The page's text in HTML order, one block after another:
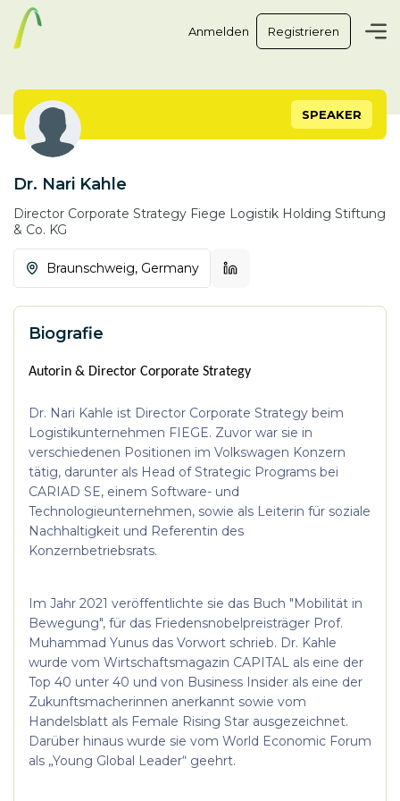
Anmelden Registrieren
SPEAKER
Dr. Nari Kahle
Director Corporate Strategy Fiege Logistik Holding Stiftung
& Co. KG
Braunschweig, Germany
Biografie
Autorin & Director Corporate Strategy
Dr. Nari Kahle ist Director Corporate Strategy beim
Logistikunternehmen FIEGE. Zuvor war sie in
verschiedenen Positionen im Volkswagen Konzern
tätig, darunter als Head of Strategic Programs bei
CARIAD SE, einem Software- und
Technologieunternehmen, sowie als Leiterin für soziale
Nachhaltigkeit und Referentin des
Konzernbetriebsrats.
Im Jahr 2021 veröffentlichte sie das Buch "Mobilität in
Bewegung", für das Friedensnobelpreisträger Prof.
Muhammad Yunus das Vorwort schrieb. Dr. Kahle
wurde vom Wirtschaftsmagazin CAPITAL als eine der
Top 40 unter 40 und von Business Insider als eine der
Zukunftsmacherinnen anerkannt sowie vom
Handelsblatt als Female Rising Star ausgezeichnet.
Darüber hinaus wurde sie vom World Economic Forum
als „Young Global Leader“ geehrt.